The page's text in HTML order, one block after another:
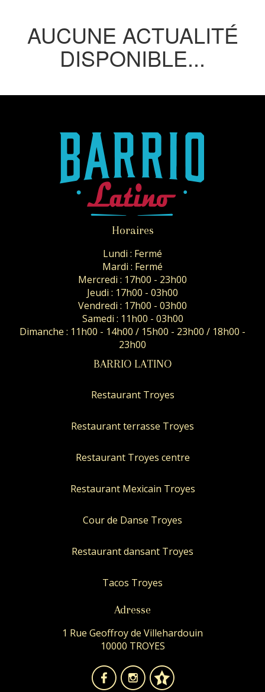
AUCUNE ACTUALITÉ
DISPONIBLE...
Horaires
Lundi : Fermé
Mardi : Fermé
Mercredi : 17h00 - 23h00
Jeudi : 17h00 - 03h00
Vendredi : 17h00 - 03h00
Samedi : 11h00 - 03h00
Dimanche : 11h00 - 14h00 / 15h00 - 23h00 / 18h00 -
23h00
BARRIO LATINO
Restaurant Troyes
Restaurant terrasse Troyes
Restaurant Troyes centre
Restaurant Mexicain Troyes
Cour de Danse Troyes
Restaurant dansant Troyes
Tacos Troyes
Adresse
1 Rue Geoffroy de Villehardouin
10000 TROYES